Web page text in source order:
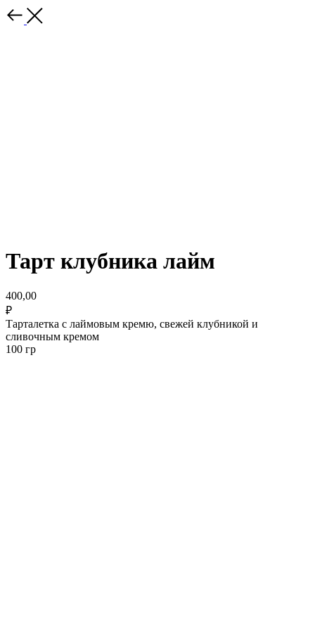
Тарт клубника лайм
400,00
₽
Тарталетка с лаймовым кремю, свежей клубникой и
сливочным кремом
100 гр